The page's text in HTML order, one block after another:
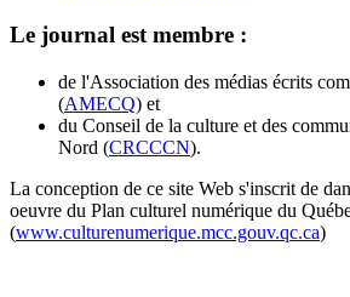
Le journal est membre :
de l'Association des médias écrits
(AMECQ) et
du Conseil de la culture et des
Nord (CRCCCN).
La conception de ce site Web s'inscrit de
oeuvre du Plan culturel numérique du
(www.culturenumerique.mcc.gouv.qc.ca)